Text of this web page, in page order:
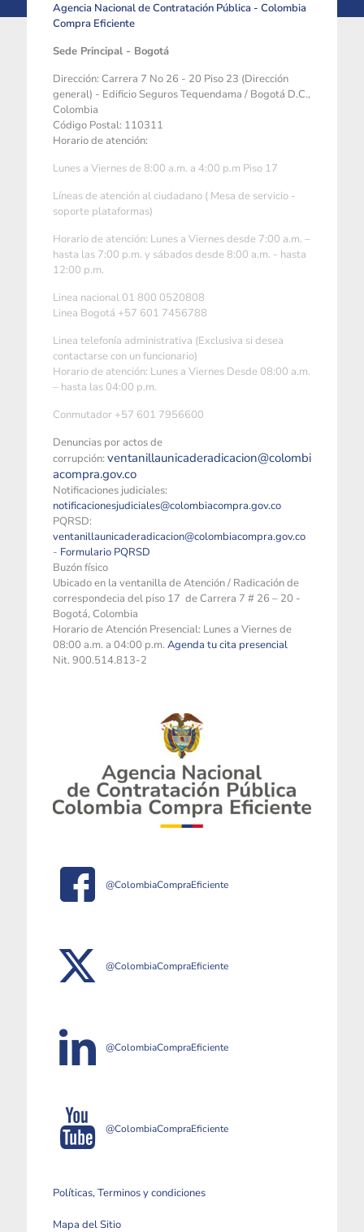
Agencia Nacional de Contratación Pública - Colombia
Compra Eficiente
Sede Principal - Bogotá
Dirección: Carrera 7 No 26 - 20 Piso 23 (Dirección
general) - Edificio Seguros Tequendama / Bogotá D.C.,
Colombia
Código Postal: 110311
Horario de atención:
Lunes a Viernes de 8:00 a.m. a 4:00 p.m Piso 17
Líneas de atención al ciudadano ( Mesa de servicio -
soporte plataformas)
Horario de atención: Lunes a Viernes desde 7:00 a.m. –
hasta las 7:00 p.m. y sábados desde 8:00 a.m. - hasta
12:00 p.m.
Linea nacional 01 800 0520808
Linea Bogotá +57 601 7456788
Linea telefonía administrativa (Exclusiva si desea
contactarse con un funcionario)
Horario de atención: Lunes a Viernes Desde 08:00 a.m.
– hasta las 04:00 p.m.
Conmutador +57 601 7956600
Denuncias por actos de
corrupción: ventanillaunicaderadicacion@colombi
acompra.gov.co
Notificaciones judiciales:
notificacionesjudiciales@colombiacompra.gov.co
PQRSD:
ventanillaunicaderadicacion@colombiacompra.gov.co
- Formulario PQRSD
Buzón físico
Ubicado en la ventanilla de Atención / Radicación de
correspondecia del piso 17 de Carrera 7 # 26 – 20 -
Bogotá, Colombia
Horario de Atención Presencial: Lunes a Viernes de
08:00 a.m. a 04:00 p.m. Agenda tu cita presencial
Nit. 900.514.813-2
@ColombiaCompraEficiente
@ColombiaCompraEficiente
@ColombiaCompraEficiente
@ColombiaCompraEficiente
Políticas, Terminos y condiciones
Mapa del Sitio